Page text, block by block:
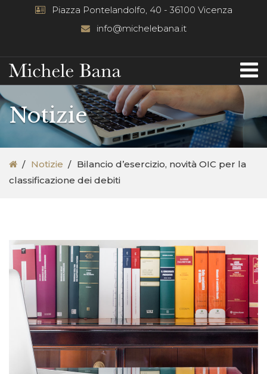
Piazza Pontelandolfo, 40 - 36100 Vicenza
info@michelebana.it
Notizie
Notizie
Bilancio d’esercizio, novità OIC per la
classificazione dei debiti